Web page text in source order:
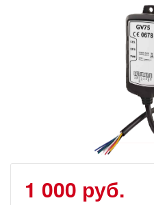
1 000 руб.